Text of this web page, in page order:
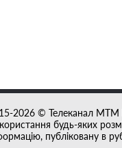
2026 © Телеканал MTM
будь-яких
публіковану в